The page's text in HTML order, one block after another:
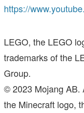
https://
LEGO, the LEGO
trademarks of the
Group.
© 2023 Mojang AB.
the Minecraft logo,